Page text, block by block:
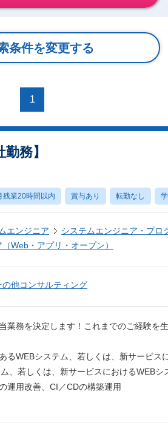
条件を変更する
1
務】
残業20時間以内 賞与あり 転勤なし
エンジニア
システムエンジニア・プロ
Web・アプリ・オープン）
の他コンサルティング
業務を決定します！これまでのご経験を
るWEBシステム、若しくは、新サービス
ム、若しくは、新サービスにおけるWEB
運用改善、CI／CDの構築運用